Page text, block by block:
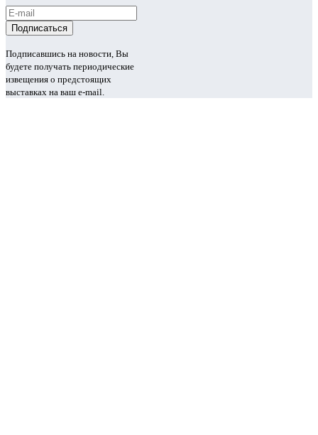
Подписавшись на новости, Вы
будете получать периодические
извещения о предстоящих
выставках на ваш e-mail.